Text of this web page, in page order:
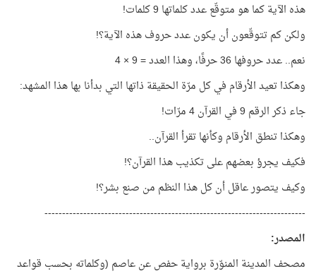
هذه الآية كما هو متوقّع عدد كلماتها 9 كلمات!
ولكن كم تتوقّعون أن يكون عدد حروف هذه الآية؟!
نعم.. عدد حروفها 36 حرفًا، وهذا العدد = 9 × 4
وهكذا تعيد الأرقام في كل مرّة الحقيقة ذاتها التي بدأنا بها هذا المشهد:
جاء ذكر الرقم 9 في القرآن 4 مرّات!
وهكذا تنطق الأرقام وكأنها تقرأ القرآن..
فكيف يجرؤ بعضهم على تكذيب هذا القرآن؟!
وكيف يتصور عاقل أن كل هذا النظم من صنع بشر؟!
--------------------------------------------------------------------------
المصدر:
مصحف المدينة المنوّرة برواية حفص عن عاصم (وكلماته بحسب قواعد